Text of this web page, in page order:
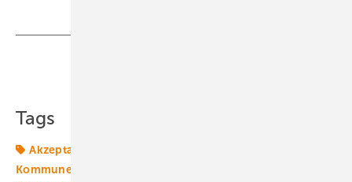
Tags
Akzeptanz
Kommunen